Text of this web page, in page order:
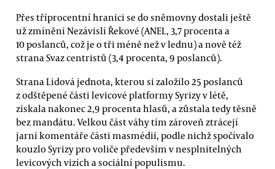
Přes tříprocentní hranici se do sněmovny dostali ještě
už zmínění Nezávislí Řekové (ANEL, 3,7 procenta a
10 poslanců, což je o tři méně než v lednu) a nově též
strana Svaz centristů (3,4 procenta, 9 poslanců).
Strana Lidová jednota, kterou si založilo 25 poslanců
z odštěpené části levicové platformy Syrizy v létě,
získala nakonec 2,9 procenta hlasů, a zůstala tedy těsně
bez mandátu. Velkou část váhy tím zároveň ztrácejí
jarní komentáře části masmédií, podle nichž spočívalo
kouzlo Syrizy pro voliče především v nesplnitelných
levicových vizích a sociální populismu.